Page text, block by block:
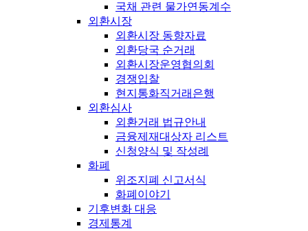
국채 관련 물가연동계수
외환시장
외환시장 동향자료
외환당국 순거래
외환시장운영협의회
경쟁입찰
현지통화직거래은행
외환심사
외환거래 법규안내
금융제재대상자 리스트
신청양식 및 작성례
화폐
위조지폐 신고서식
화폐이야기
기후변화 대응
경제통계